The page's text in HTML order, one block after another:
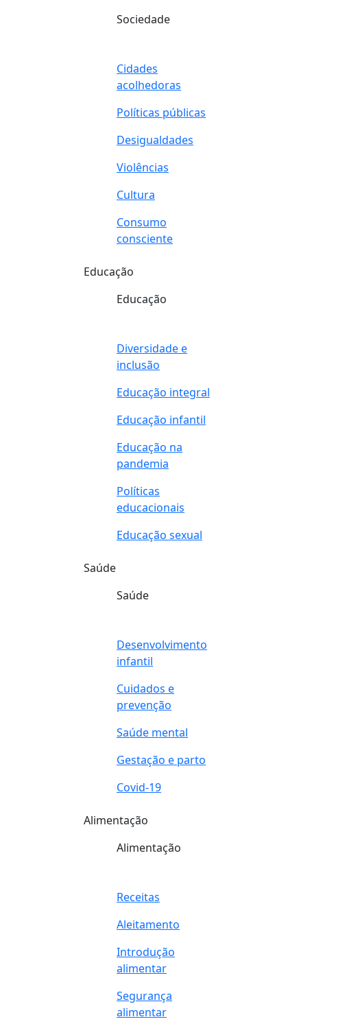
Sociedade
Cidades
acolhedoras
Políticas públicas
Desigualdades
Violências
Cultura
Consumo
consciente
Educação
Educação
Diversidade e
inclusão
Educação integral
Educação infantil
Educação na
pandemia
Políticas
educacionais
Educação sexual
Saúde
Saúde
Desenvolvimento
infantil
Cuidados e
prevenção
Saúde mental
Gestação e parto
Covid-19
Alimentação
Alimentação
Receitas
Aleitamento
Introdução
alimentar
Segurança
alimentar